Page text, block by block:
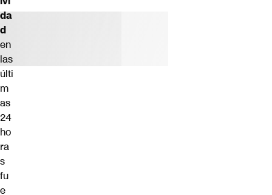
da
d
en
las
últi
m
as
24
ho
ra
s
fu
e